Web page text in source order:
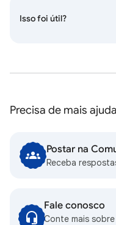
Isso foi útil?
Precisa de mais
Postar na
Receba
Fale conosco
Conte mais